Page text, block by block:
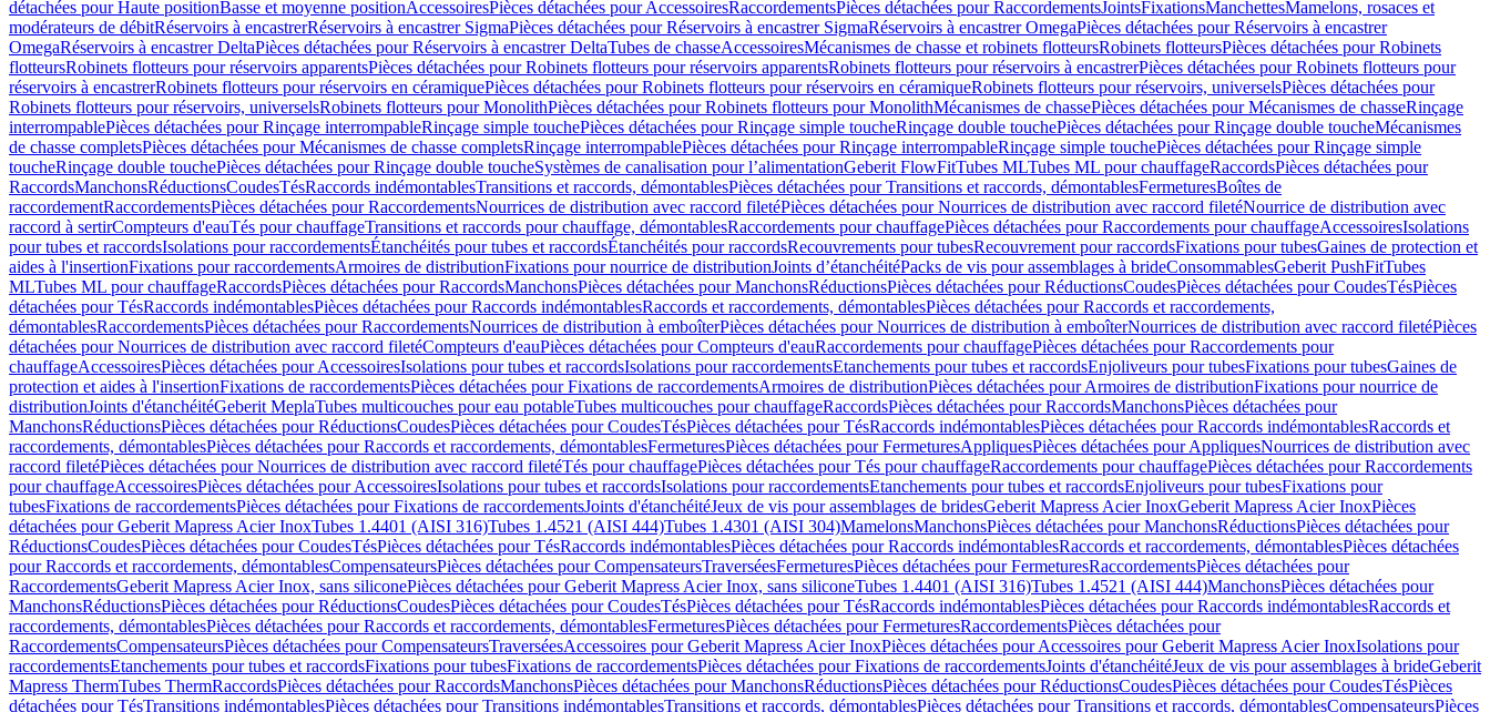
détachées pour Haute positionBasse et moyenne positionAccessoiresPièces détachées pour AccessoiresRaccordementsPièces détachées pour RaccordementsJointsFixationsManchettesMamelons, rosaces et
modérateurs de débitRéservoirs à encastrerRéservoirs à encastrer SigmaPièces détachées pour Réservoirs à encastrer SigmaRéservoirs à encastrer OmegaPièces détachées pour Réservoirs à encastrer
OmegaRéservoirs à encastrer DeltaPièces détachées pour Réservoirs à encastrer DeltaTubes de chasseAccessoiresMécanismes de chasse et robinets flotteursRobinets flotteursPièces détachées pour Robinets
flotteursRobinets flotteurs pour réservoirs apparentsPièces détachées pour Robinets flotteurs pour réservoirs apparentsRobinets flotteurs pour réservoirs à encastrerPièces détachées pour Robinets flotteurs pour
réservoirs à encastrerRobinets flotteurs pour réservoirs en céramiquePièces détachées pour Robinets flotteurs pour réservoirs en céramiqueRobinets flotteurs pour réservoirs, universelsPièces détachées pour
Robinets flotteurs pour réservoirs, universelsRobinets flotteurs pour MonolithPièces détachées pour Robinets flotteurs pour MonolithMécanismes de chassePièces détachées pour Mécanismes de chasseRinçage
interrompablePièces détachées pour Rinçage interrompableRinçage simple touchePièces détachées pour Rinçage simple toucheRinçage double touchePièces détachées pour Rinçage double toucheMécanismes
de chasse completsPièces détachées pour Mécanismes de chasse completsRinçage interrompablePièces détachées pour Rinçage interrompableRinçage simple touchePièces détachées pour Rinçage simple
toucheRinçage double touchePièces détachées pour Rinçage double toucheSystèmes de canalisation pour l’alimentationGeberit FlowFitTubes MLTubes ML pour chauffageRaccordsPièces détachées pour
RaccordsManchonsRéductionsCoudesTésRaccords indémontablesTransitions et raccords, démontablesPièces détachées pour Transitions et raccords, démontablesFermeturesBoîtes de
raccordementRaccordementsPièces détachées pour RaccordementsNourrices de distribution avec raccord filetéPièces détachées pour Nourrices de distribution avec raccord filetéNourrice de distribution avec
raccord à sertirCompteurs d'eauTés pour chauffageTransitions et raccords pour chauffage, démontablesRaccordements pour chauffagePièces détachées pour Raccordements pour chauffageAccessoiresIsolations
pour tubes et raccordsIsolations pour raccordementsÉtanchéités pour tubes et raccordsÉtanchéités pour raccordsRecouvrements pour tubesRecouvrement pour raccordsFixations pour tubesGaines de protection et
aides à l'insertionFixations pour raccordementsArmoires de distributionFixations pour nourrice de distributionJoints d’étanchéitéPacks de vis pour assemblages à brideConsommablesGeberit PushFitTubes
MLTubes ML pour chauffageRaccordsPièces détachées pour RaccordsManchonsPièces détachées pour ManchonsRéductionsPièces détachées pour RéductionsCoudesPièces détachées pour CoudesTésPièces
détachées pour TésRaccords indémontablesPièces détachées pour Raccords indémontablesRaccords et raccordements, démontablesPièces détachées pour Raccords et raccordements,
démontablesRaccordementsPièces détachées pour RaccordementsNourrices de distribution à emboîterPièces détachées pour Nourrices de distribution à emboîterNourrices de distribution avec raccord filetéPièces
détachées pour Nourrices de distribution avec raccord filetéCompteurs d'eauPièces détachées pour Compteurs d'eauRaccordements pour chauffagePièces détachées pour Raccordements pour
chauffageAccessoiresPièces détachées pour AccessoiresIsolations pour tubes et raccordsIsolations pour raccordementsEtanchements pour tubes et raccordsEnjoliveurs pour tubesFixations pour tubesGaines de
protection et aides à l'insertionFixations de raccordementsPièces détachées pour Fixations de raccordementsArmoires de distributionPièces détachées pour Armoires de distributionFixations pour nourrice de
distributionJoints d'étanchéitéGeberit MeplaTubes multicouches pour eau potableTubes multicouches pour chauffageRaccordsPièces détachées pour RaccordsManchonsPièces détachées pour
ManchonsRéductionsPièces détachées pour RéductionsCoudesPièces détachées pour CoudesTésPièces détachées pour TésRaccords indémontablesPièces détachées pour Raccords indémontablesRaccords et
raccordements, démontablesPièces détachées pour Raccords et raccordements, démontablesFermeturesPièces détachées pour FermeturesAppliquesPièces détachées pour AppliquesNourrices de distribution avec
raccord filetéPièces détachées pour Nourrices de distribution avec raccord filetéTés pour chauffagePièces détachées pour Tés pour chauffageRaccordements pour chauffagePièces détachées pour Raccordements
pour chauffageAccessoiresPièces détachées pour AccessoiresIsolations pour tubes et raccordsIsolations pour raccordementsEtanchements pour tubes et raccordsEnjoliveurs pour tubesFixations pour
tubesFixations de raccordementsPièces détachées pour Fixations de raccordementsJoints d'étanchéitéJeux de vis pour assemblages de bridesGeberit Mapress Acier InoxGeberit Mapress Acier InoxPièces
détachées pour Geberit Mapress Acier InoxTubes 1.4401 (AISI 316)Tubes 1.4521 (AISI 444)Tubes 1.4301 (AISI 304)MamelonsManchonsPièces détachées pour ManchonsRéductionsPièces détachées pour
RéductionsCoudesPièces détachées pour CoudesTésPièces détachées pour TésRaccords indémontablesPièces détachées pour Raccords indémontablesRaccords et raccordements, démontablesPièces détachées
pour Raccords et raccordements, démontablesCompensateursPièces détachées pour CompensateursTraverséesFermeturesPièces détachées pour FermeturesRaccordementsPièces détachées pour
RaccordementsGeberit Mapress Acier Inox, sans siliconePièces détachées pour Geberit Mapress Acier Inox, sans siliconeTubes 1.4401 (AISI 316)Tubes 1.4521 (AISI 444)ManchonsPièces détachées pour
ManchonsRéductionsPièces détachées pour RéductionsCoudesPièces détachées pour CoudesTésPièces détachées pour TésRaccords indémontablesPièces détachées pour Raccords indémontablesRaccords et
raccordements, démontablesPièces détachées pour Raccords et raccordements, démontablesFermeturesPièces détachées pour FermeturesRaccordementsPièces détachées pour
RaccordementsCompensateursPièces détachées pour CompensateursTraverséesAccessoires pour Geberit Mapress Acier InoxPièces détachées pour Accessoires pour Geberit Mapress Acier InoxIsolations pour
raccordementsEtanchements pour tubes et raccordsFixations pour tubesFixations de raccordementsPièces détachées pour Fixations de raccordementsJoints d'étanchéitéJeux de vis pour assemblages à brideGeberit
Mapress ThermTubes ThermRaccordsPièces détachées pour RaccordsManchonsPièces détachées pour ManchonsRéductionsPièces détachées pour RéductionsCoudesPièces détachées pour CoudesTésPièces
détachées pour TésTransitions indémontablesPièces détachées pour Transitions indémontablesTransitions et raccords, démontablesPièces détachées pour Transitions et raccords, démontablesCompensateursPièces